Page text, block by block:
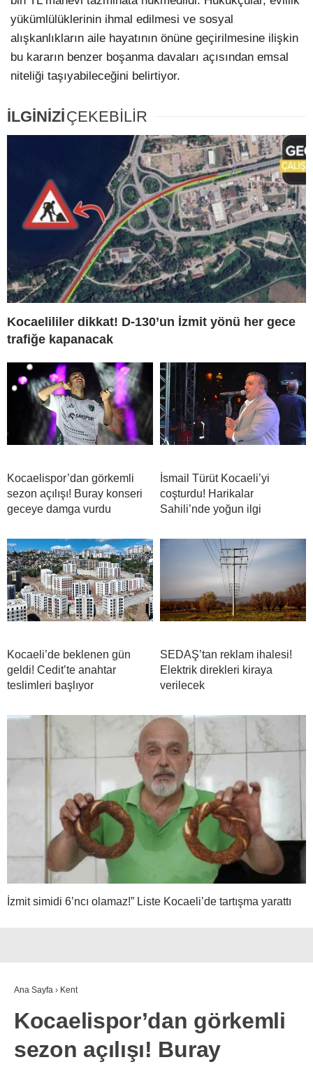
yükümlülüklerinin ihmal edilmesi ve sosyal
alışkanlıkların aile hayatının önüne geçirilmesine ilişkin
bu kararın benzer boşanma davaları açısından emsal
niteliği taşıyabileceğini belirtiyor.
İLGİNİZİÇEKEBİLİR
Kocaelililer dikkat! D-130’un İzmit yönü her gece
trafiğe kapanacak
Kocaelispor’dan görkemli
sezon açılışı! Buray konseri
geceye damga vurdu
İsmail Türüt Kocaeli’yi
coşturdu! Harikalar
Sahili’nde yoğun ilgi
Kocaeli’de beklenen gün
geldi! Cedit’te anahtar
teslimleri başlıyor
SEDAŞ’tan reklam ihalesi!
Elektrik direkleri kiraya
verilecek
İzmit simidi 6’ncı olamaz!” Liste Kocaeli’de tartışma yarattı
Ana Sayfa › Kent
Kocaelispor’dan görkemli
sezon açılışı! Buray